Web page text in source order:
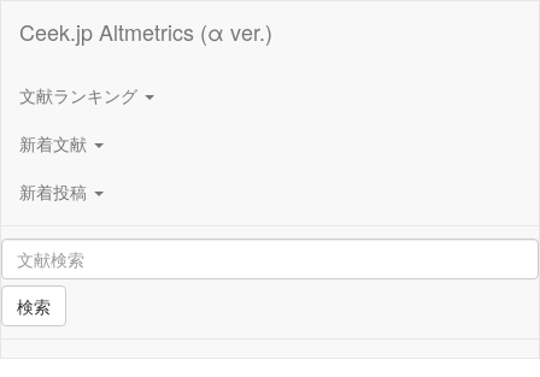
Ceek.jp Altmetrics (α ver.)
文献ランキング
新着文献
新着投稿
検索